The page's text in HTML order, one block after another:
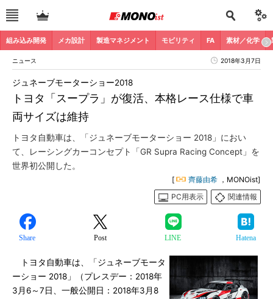
組み込み開発 メカ設計 製造マネジメント モビリティ FA 素材／化学
ニュース 2018年3月7日
トヨタ「スープラ」が復活、本格レース仕様で車
両サイズは維持
ジュネーブモーターショー2018
トヨタ自動車は、「ジュネーブモーターショー 2018」におい
て、レーシングカーコンセプト「GR Supra Racing Concept」を
世界初公開した。
[ 齊藤由希 ，MONOist]
PC用表示
関連情報
Share Post LINE Hatena
トヨタ自動車は、「ジュネーブモータ
ーショー 2018」（プレスデー：2018年
3月6～7日、一般公開日：2018年3月8